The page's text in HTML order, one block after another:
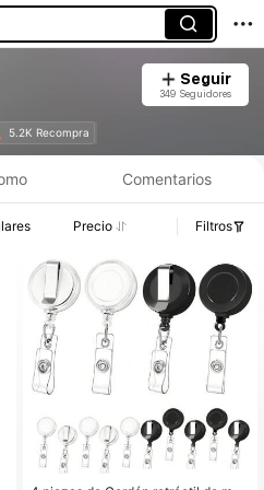
Seguir
349 Seguidores
5.2K Recompra
Comentarios
Precio Filtros